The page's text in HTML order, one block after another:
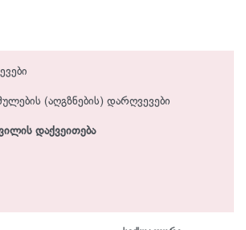
(აღგზნების) დარღვევები
დაქვეითება